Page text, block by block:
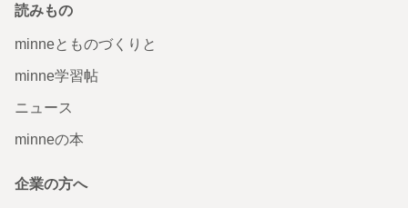
読みもの
minneとものづくりと
minne学習帖
ニュース
minneの本
企業の方へ